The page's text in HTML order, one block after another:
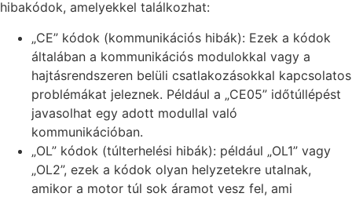
hibakódok, amelyekkel találkozhat:
„CE” kódok (kommunikációs hibák): Ezek a kódok
általában a kommunikációs modulokkal vagy a
hajtásrendszeren belüli csatlakozásokkal kapcsolatos
problémákat jeleznek. Például a „CE05” időtúllépést
javasolhat egy adott modullal való
kommunikációban.
„OL” kódok (túlterhelési hibák): például „OL1” vagy
„OL2”, ezek a kódok olyan helyzetekre utalnak,
amikor a motor túl sok áramot vesz fel, ami